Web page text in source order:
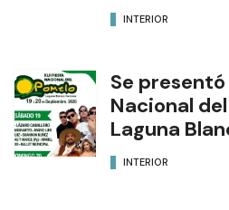
INTERIOR
Se
Nacional
Laguna
INTERIOR